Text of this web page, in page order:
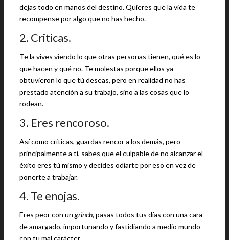
dejas todo en manos del destino. Quieres que la vida te
recompense por algo que no has hecho.
2. Criticas.
Te la vives viendo lo que otras personas tienen, qué es lo
que hacen y qué no. Te molestas porque ellos ya
obtuvieron lo que tú deseas, pero en realidad no has
prestado atención a su trabajo, sino a las cosas que lo
rodean.
3. Eres rencoroso.
Así como criticas, guardas rencor a los demás, pero
principalmente a ti, sabes que el culpable de no alcanzar el
éxito eres tú mismo y decides odiarte por eso en vez de
ponerte a trabajar.
4. Te enojas.
Eres peor con un grinch, pasas todos tus días con una cara
de amargado, importunando y fastidiando a medio mundo
con tu mal carácter.